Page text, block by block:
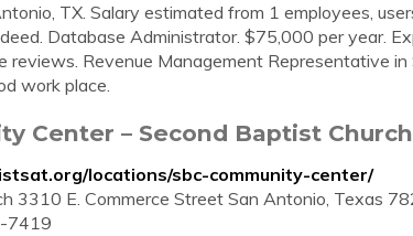
TX. Salary estimated from 1 employees,
Database Administrator. $75,000 per year.
reviews. Revenue Management Representative in
work place.
Center – Second Baptist Church
locations/sbc-community-center/
3310 E. Commerce Street San Antonio, Texas
7419